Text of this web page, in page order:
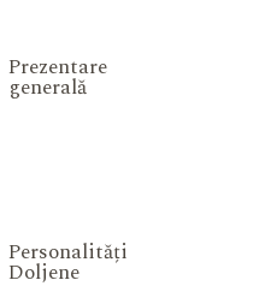
Prezentare
generală
Personalități
Doljene